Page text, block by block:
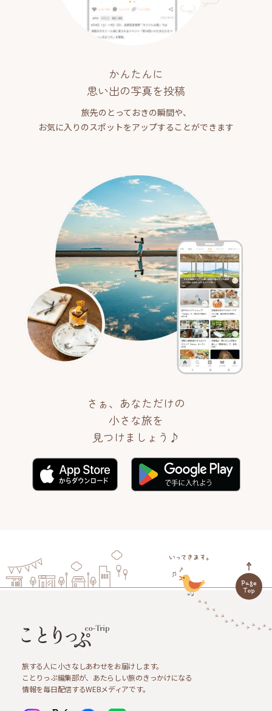
かんたんに
思い出の写真を投稿
旅先のとっておきの瞬間や、
お気に入りのスポットをアップすることができます
さぁ、あなただけの
小さな旅を
見つけましょう♪
旅する人に小さなしあわせをお届けします。
ことりっぷ編集部が、あたらしい旅のきっかけになる
情報を毎日配信するWEBメディアです。